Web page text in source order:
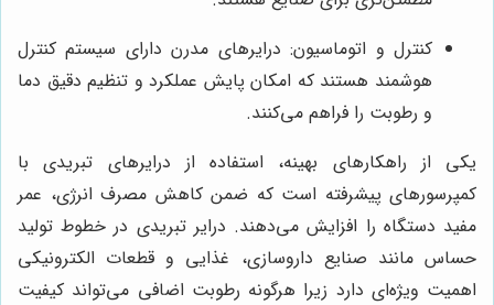
کنترل و اتوماسیون: درایرهای مدرن دارای سیستم کنترل
هوشمند هستند که امکان پایش عملکرد و تنظیم دقیق دما
و رطوبت را فراهم می‌کنند.
یکی از راهکارهای بهینه، استفاده از درایرهای تبریدی با
کمپرسورهای پیشرفته است که ضمن کاهش مصرف انرژی، عمر
مفید دستگاه را افزایش می‌دهند. درایر تبریدی در خطوط تولید
حساس مانند صنایع داروسازی، غذایی و قطعات الکترونیکی
اهمیت ویژه‌ای دارد زیرا هرگونه رطوبت اضافی می‌تواند کیفیت